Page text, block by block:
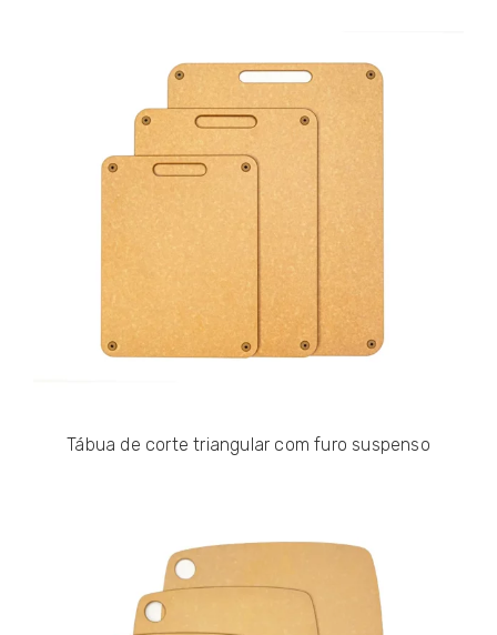
Tábua de corte triangular com furo suspenso
This website uses cookies to ensure you get the best
exprerience on our website.